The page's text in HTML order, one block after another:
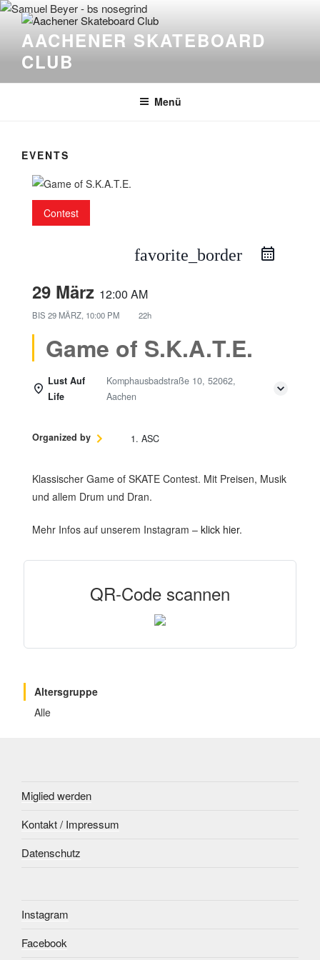
Zum
Inhalt
springenAACHENER SKATEBOARD
CLUB
Menü
EVENTS
Contest
favorite_border
29 März 12:00 AM
BIS 29 MÄRZ, 10:00 PM 22h
Game of S.K.A.T.E.
Lust Auf
Life
Komphausbadstraße 10, 52062,
Aachen
Organized by 1. ASC
Klassischer Game of SKATE Contest. Mit Preisen, Musik
und allem Drum und Dran.
Mehr Infos auf unserem Instagram – klick hier.
QR-Code scannen
Altersgruppe
Alle
Miglied werden
Kontakt / Impressum
Datenschutz
Instagram
Facebook